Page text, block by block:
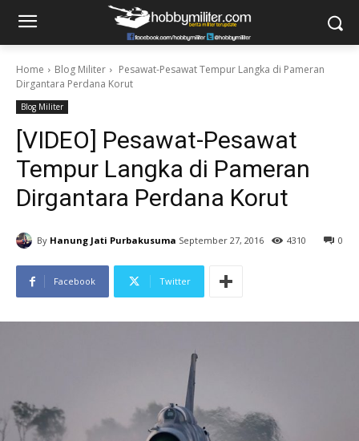
Home Blog Militer
Pesawat-Pesawat Tempur Langka di Pameran
Dirgantara Perdana Korut
Blog Militer
[VIDEO] Pesawat-Pesawat
Tempur Langka di Pameran
Dirgantara Perdana Korut
By Hanung Jati Purbakusuma September 27, 2016 0
4310
Facebook Twitter